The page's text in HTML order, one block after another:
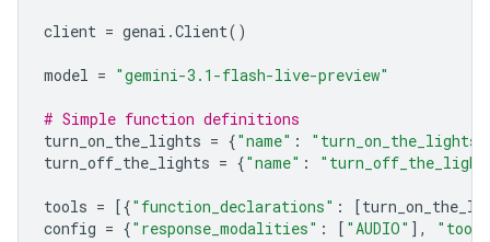
client = genai .Client()
model = "gemini-3.1-flash-live-preview"
# Simple function definitions
turn_on_the_lights = {"name" : "turn_on_the_lights"
turn_off_the_lights = {"name" :
tools = [{"function_declarations" : [
config = {"response_modalities" : [ "AUDIO" ],